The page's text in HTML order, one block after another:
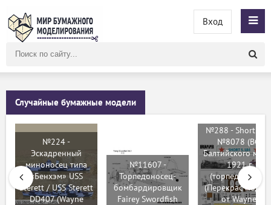
сайту
Вход
Случайные бумажные модели
№224 -
Эскадренный
миноносец типа
«Бенхэм» USS
Sterett / USS Sterett
DD407 (Wayne
№11607 -
Торпедоносец-
бомбардировщик
Fairey Swordfish
№288 - Short
№8078 (ВФ
Балтийского
1921 г
(торпедоносец)
(Перекрас
от Wayne